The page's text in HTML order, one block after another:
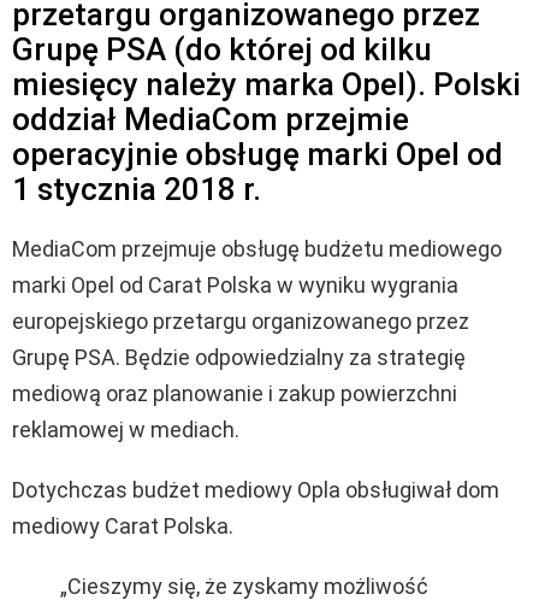
przetargu organizowanego przez
Grupę PSA (do której od kilku
miesięcy należy marka Opel). Polski
oddział MediaCom przejmie
operacyjnie obsługę marki Opel od
1 stycznia 2018 r.
MediaCom przejmuje obsługę budżetu mediowego
marki Opel od Carat Polska w wyniku wygrania
europejskiego przetargu organizowanego przez
Grupę PSA. Będzie odpowiedzialny za strategię
mediową oraz planowanie i zakup powierzchni
reklamowej w mediach.
Dotychczas budżet mediowy Opla obsługiwał dom
mediowy Carat Polska.
„Cieszymy się, że zyskamy możliwość